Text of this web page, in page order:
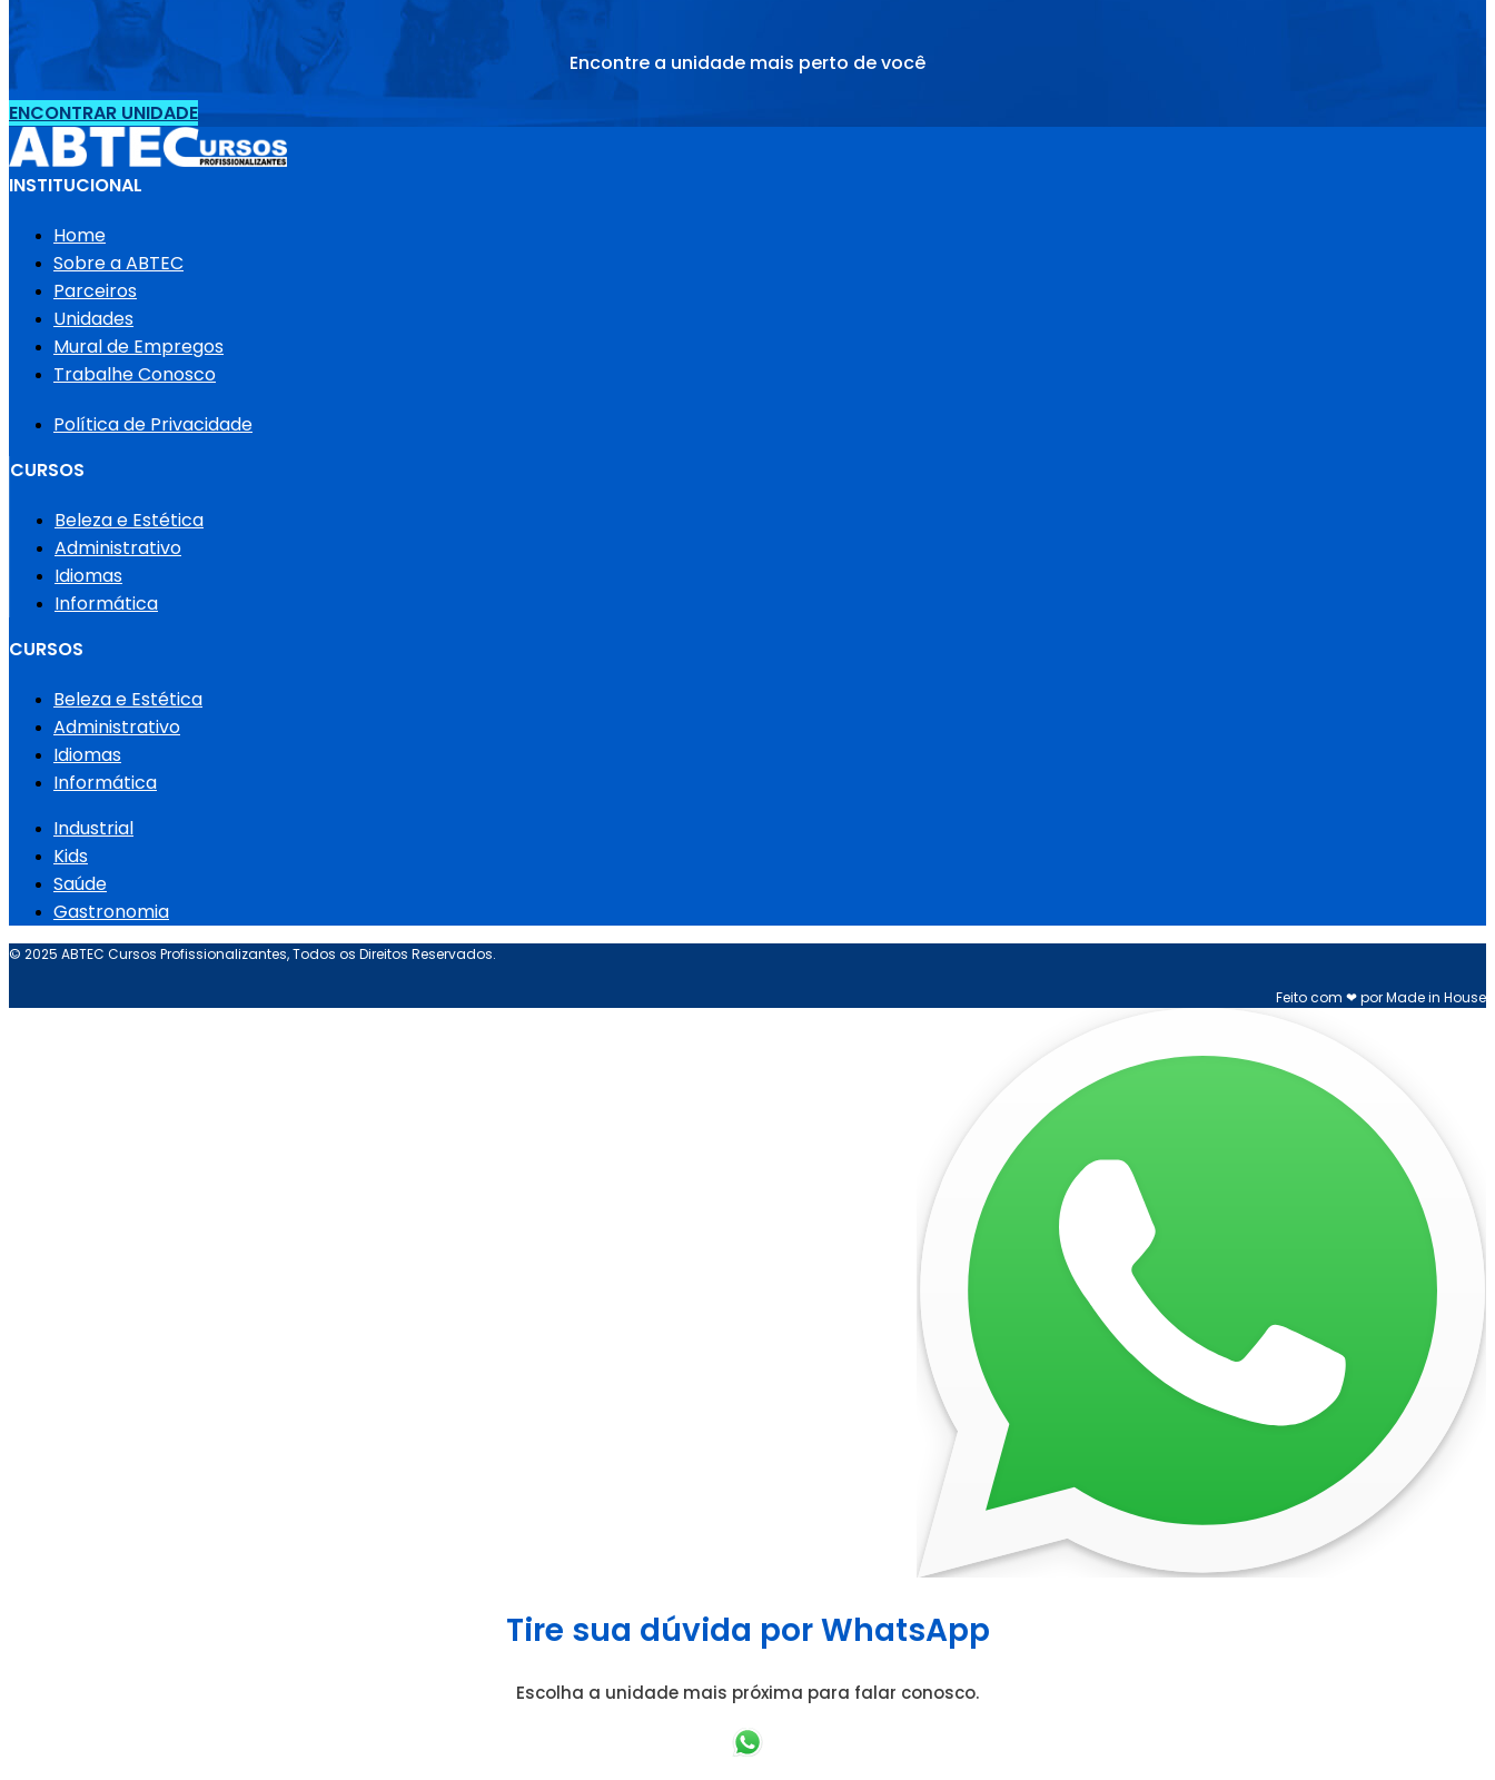
Encontre a unidade mais perto de você
ENCONTRAR UNIDADE
INSTITUCIONAL
Home
Sobre a ABTEC
Parceiros
Unidades
Mural de Empregos
Trabalhe Conosco
Política de Privacidade
CURSOS
Beleza e Estética
Administrativo
Idiomas
Informática
CURSOS
Beleza e Estética
Administrativo
Idiomas
Informática
Industrial
Kids
Saúde
Gastronomia
© 2025 ABTEC Cursos Profissionalizantes, Todos os Direitos Reservados.
Feito com ❤ por Made in House
Tire sua dúvida por WhatsApp
Escolha a unidade mais próxima para falar conosco.